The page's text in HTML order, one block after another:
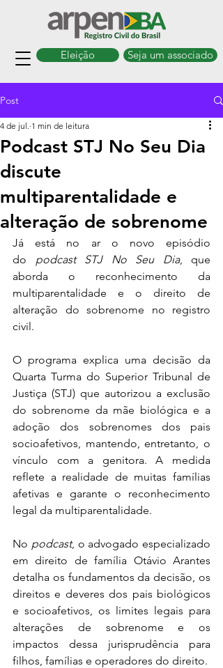
Eleição Seja um associado
Post
Podcast STJ No Seu Dia
discute
multiparentalidade e
alteração de sobrenome
4 de jul. 1 min de leitura
​Já está no ar o novo episódio
do podcast STJ No Seu Dia, que
aborda o reconhecimento da
multiparentalidade e o direito de
alteração do sobrenome no registro
civil.
O programa explica uma decisão da
Quarta Turma do Superior Tribunal de
Justiça (STJ) que autorizou a exclusão
do sobrenome da mãe biológica e a
adoção dos sobrenomes dos pais
socioafetivos, mantendo, entretanto, o
vínculo com a genitora. A medida
reflete a realidade de muitas famílias
afetivas e garante o reconhecimento
legal da multiparentalidade.
No podcast, o advogado especializado
em direito de família Otávio Arantes
detalha os fundamentos da decisão, os
direitos e deveres dos pais biológicos
e socioafetivos, os limites legais para
alterações de sobrenome e os
impactos dessa jurisprudência para
filhos, famílias e operadores do direito.